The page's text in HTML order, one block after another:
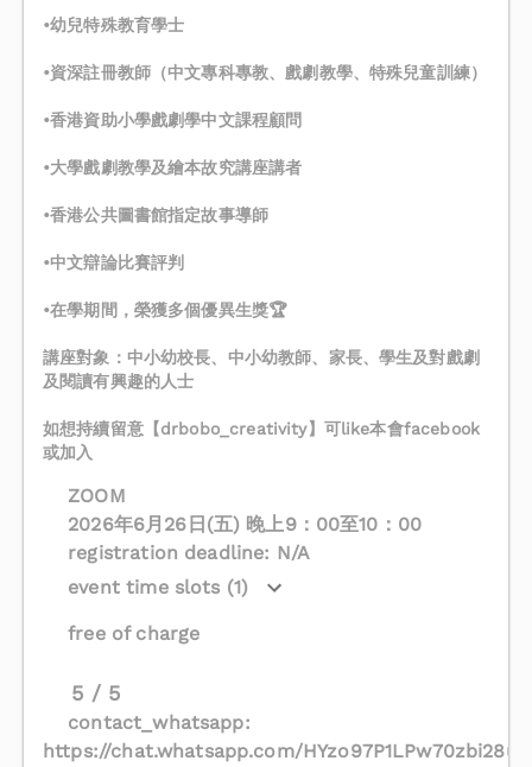
•幼兒特殊教育學士
•資深註冊教師（中文專科專教、戲劇教學、特殊兒童訓練）
•香港資助小學戲劇學中文課程顧問
•大學戲劇教學及繪本故究講座講者
•香港公共圖書館指定故事導師
•中文辯論比賽評判
•在學期間，榮獲多個優異生獎🏆
講座對象：中小幼校長、中小幼教師、家長、學生及對戲劇
及閱讀有興趣的人士
如想持續留意【drbobo_creativity】可like本會facebook
或加入
ZOOM
2026年6月26日(五) 晚上9：00至10：00
registration deadline: N/A
event time slots (1)
free of charge
5 / 5
contact_whatsapp:
https://chat.whatsapp.com/